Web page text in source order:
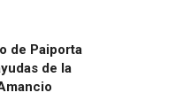
de Paiporta
de la